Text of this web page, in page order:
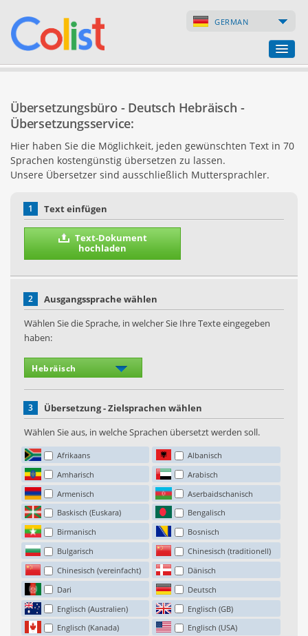
GERMAN
Firmenverzeichnis
Webseiten
Internet-Shops
Übersetzungsbüro - Deutsch Hebräisch -
Übersetzungsservice:
Hier haben Sie die Möglichkeit, jeden gewünschten Text in 70
Sprachen kostengünstig übersetzen zu lassen.
Unsere Übersetzer sind ausschließlich Muttersprachler.
1 Text einfügen
Text-Dokument
hochladen
2
Ausgangssprache wählen
Wählen Sie die Sprache, in welcher Sie Ihre Texte eingegeben
haben:
3
Übersetzung - Zielsprachen wählen
Wählen Sie aus, in welche Sprachen übersetzt werden soll.
Afrikaans
Albanisch
Amharisch
Arabisch
Armenisch
Aserbaidschanisch
Baskisch (Euskara)
Bengalisch
Birmanisch
Bosnisch
Bulgarisch
Chinesisch (traditionell)
Chinesisch (vereinfacht)
Dänisch
Dari
Deutsch
Englisch (Australien)
Englisch (GB)
Englisch (Kanada)
Englisch (USA)